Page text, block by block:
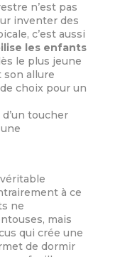
n’est pas
inventer des
c’est aussi
les enfants
le plus jeune
son allure
choix pour un
toucher
à ce
ne
mais
qui crée une
de dormir